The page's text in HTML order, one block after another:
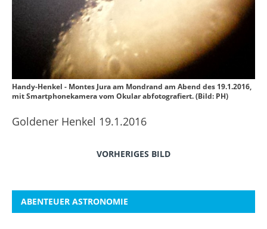
Handy-Henkel - Montes Jura am Mondrand am Abend des 19.1.2016,
mit Smartphonekamera vom Okular abfotografiert. (Bild: PH)
Goldener Henkel 19.1.2016
VORHERIGES BILD
ABENTEUER ASTRONOMIE